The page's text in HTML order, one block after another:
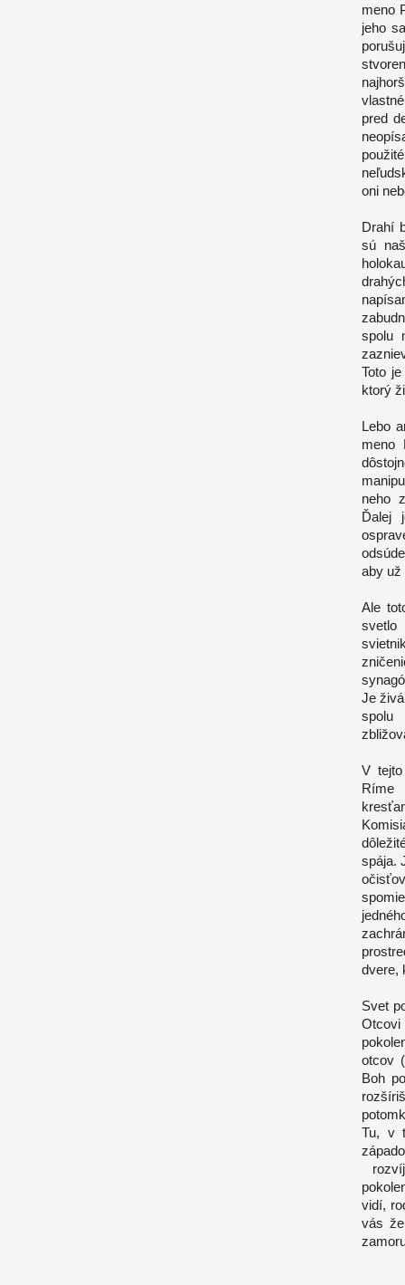
meno
jeho
pred
oni
Drahí
sú
spolu
Toto
ktorý
Lebo
meno
neho
Ďalej
aby už
Ale
svetlo
Je
spolu
V
Ríme
spája.
dvere,
Svet
Otcovi
otcov
Boh
Tu, v
vidí,
vás